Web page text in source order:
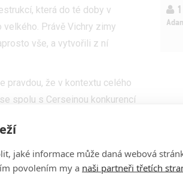
která do té doby v
Právě Vichry zimy
vše, a vytvořili z ní
pravdou, že v kontextu celého
spolu s Cerseinou konkurencí
seriálu, která v budoucích
1
jaké informace může daná webová
povolením my a naši partneři třetích